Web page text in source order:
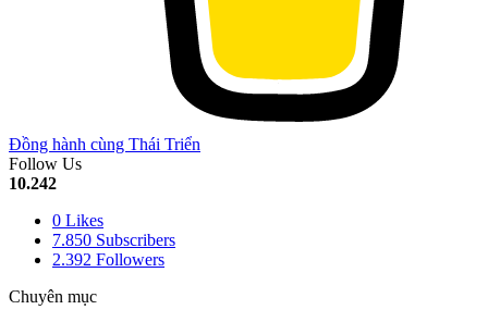
Đồng hành cùng Thái Triển
Follow Us
10.242
0 Likes
7.850 Subscribers
2.392 Followers
Chuyên mục